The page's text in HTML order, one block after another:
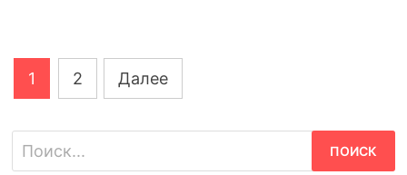
Навигация
по
записям
1 2 Далее
Найти: